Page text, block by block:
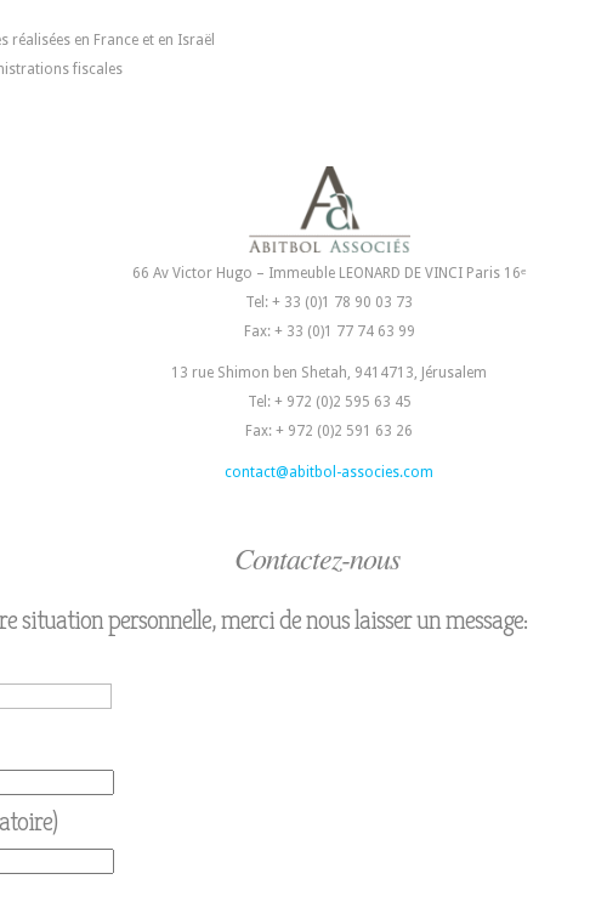
en France et en Israël
fiscales
66 Av Victor Hugo – Immeuble LEONARD DE VINCI Paris 16ᵉ
Tel: + 33 (0)1 78 90 03 73
Fax: + 33 (0)1 77 74 63 99
13 rue Shimon ben Shetah, 9414713, Jérusalem
Tel: + 972 (0)2 595 63 45
Fax: + 972 (0)2 591 63 26
contact@abitbol-associes.com
Contactez-nous
situation personnelle, merci de nous laisser un message: